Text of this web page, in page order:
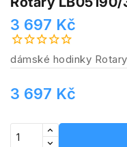
3 697 Kč
dámské hodinky
3 697 Kč